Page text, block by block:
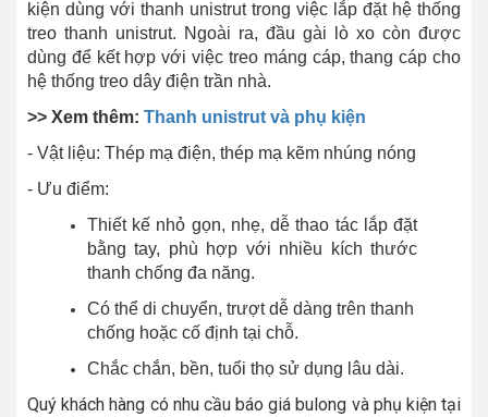
kiện dùng với thanh unistrut trong việc lắp đặt hệ thống
treo thanh unistrut. Ngoài ra, đầu gài lò xo còn được
dùng để kết hợp với việc treo máng cáp, thang cáp cho
hệ thống treo dây điện trần nhà.
>> Xem thêm: Thanh unistrut và phụ kiện
- Vật liệu: Thép mạ điện, thép mạ kẽm nhúng nóng
- Ưu điểm:
Thiết kế nhỏ gọn, nhẹ, dễ thao tác lắp đặt
bằng tay, phù hợp với nhiều kích thước
thanh chống đa năng.
Có thể di chuyển, trượt dễ dàng trên thanh
chống hoặc cố định tại chỗ.
Chắc chắn, bền, tuổi thọ sử dụng lâu dài.
Quý khách hàng có nhu cầu báo giá bulong và phụ kiện tại